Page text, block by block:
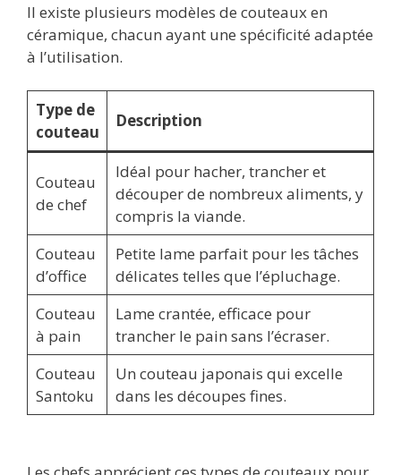
Il existe plusieurs modèles de couteaux en
céramique, chacun ayant une spécificité adaptée
à l’utilisation.
Type de
couteau
Description
Couteau
de chef
Idéal pour hacher, trancher et
découper de nombreux aliments, y
compris la viande.
Couteau
d’office
Petite lame parfait pour les tâches
délicates telles que l’épluchage.
Couteau
à pain
Lame crantée, efficace pour
trancher le pain sans l’écraser.
Couteau
Santoku
Un couteau japonais qui excelle
dans les découpes fines.